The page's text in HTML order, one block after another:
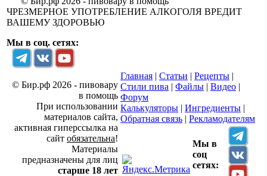
ЧРЕЗМЕРНОЕ УПОТРЕБЛЕНИЕ АЛКОГОЛЯ ВРЕДИТ
ВАШЕМУ ЗДОРОВЬЮ
Мы в соц. сетях:
© Бир.рф 2026 - пивовару
в помощь
При использовании
материалов сайта,
активная гиперссылка на
сайт обязательна!
Материалы
предназначены для лиц
старше 18 лет
Главная | Статьи | Рецепты |
Стили пива | Файлы | Видео |
Форум
Калькуляторы | Ингредиенты |
Обратная связь | Рекламодателям
Мы в
соц
сетях: